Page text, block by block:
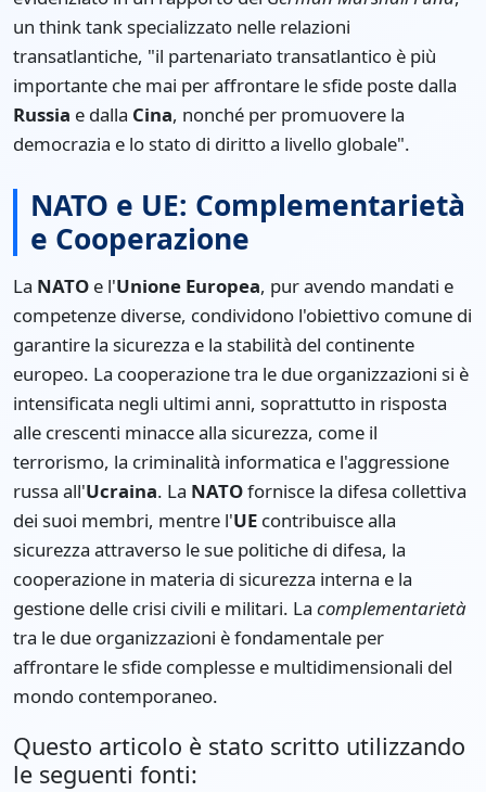
un think tank specializzato nelle relazioni
transatlantiche, "il partenariato transatlantico è più
importante che mai per affrontare le sfide poste dalla
Russia e dalla Cina, nonché per promuovere la
democrazia e lo stato di diritto a livello globale".
NATO e UE: Complementarietà
e Cooperazione
La NATO e l'Unione Europea, pur avendo mandati e
competenze diverse, condividono l'obiettivo comune di
garantire la sicurezza e la stabilità del continente
europeo. La cooperazione tra le due organizzazioni si è
intensificata negli ultimi anni, soprattutto in risposta
alle crescenti minacce alla sicurezza, come il
terrorismo, la criminalità informatica e l'aggressione
russa all'Ucraina. La NATOfornisce la difesa collettiva
dei suoi membri, mentre l'UE contribuisce alla
sicurezza attraverso le sue politiche di difesa, la
cooperazione in materia di sicurezza interna e la
gestione delle crisi civili e militari. La complementarietà
tra le due organizzazioni è fondamentale per
affrontare le sfide complesse e multidimensionali del
mondo contemporaneo.
Questo articolo è stato scritto utilizzando
le seguenti fonti: